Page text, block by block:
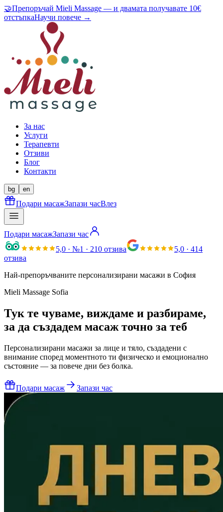
🤝Препоръчай Mieli Massage — и двамата получавате 10€
отстъпкаНаучи повече →
За нас
Услуги
Терапевти
Отзиви
Блог
Контакти
bg en
Подари масажЗапази часВлез
Подари масажЗапази час
5,0 · №1 · 210 отзива 5,0 · 414
отзива
Най-препоръчваните персонализирани масажи в София
Mieli Massage Sofia
Тук те чуваме, виждаме и разбираме,
за да създадем масаж точно за теб
Персонализирани масажи за лице и тяло, създадени с
внимание според моментното ти физическо и емоционално
състояние — за повече дни без болка.
Подари масаж Запази час